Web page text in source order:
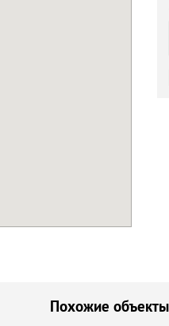
Похожие объекты